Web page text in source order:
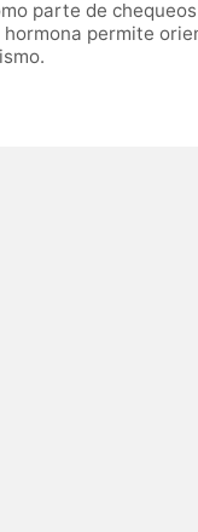
parte de
permite